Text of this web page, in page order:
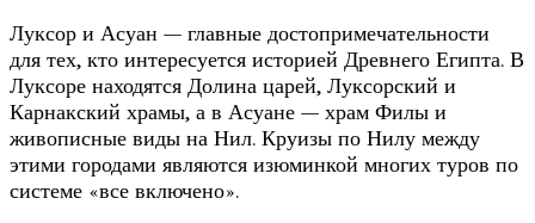
Луксор и Асуан — главные достопримечательности
для тех, кто интересуется историей Древнего Египта. В
Луксоре находятся Долина царей, Луксорский и
Карнакский храмы, а в Асуане — храм Филы и
живописные виды на Нил. Круизы по Нилу между
этими городами являются изюминкой многих туров по
системе «все включено».